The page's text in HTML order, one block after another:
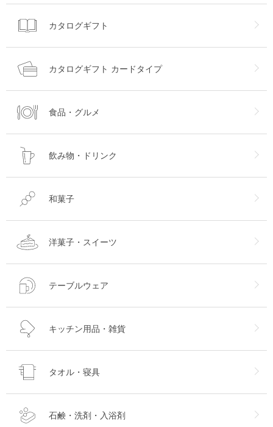
カタログギフト
カタログギフト カードタイプ
食品・グルメ
飲み物・ドリンク
和菓子
洋菓子・スイーツ
テーブルウェア
キッチン用品・雑貨
タオル・寝具
石鹸・洗剤・入浴剤